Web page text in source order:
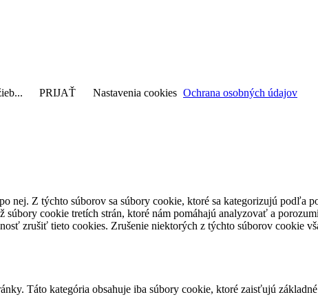
PRIJAŤ Nastavenia cookies Ochrana osobných údajov
nej. Z týchto súborov sa súbory cookie, ktoré sa kategorizujú podľa
cookie tretích strán, ktoré nám pomáhajú analyzovať a
zrušiť tieto cookies. Zrušenie niektorých z týchto súborov cookie
Táto kategória obsahuje iba súbory cookie, ktoré zaisťujú